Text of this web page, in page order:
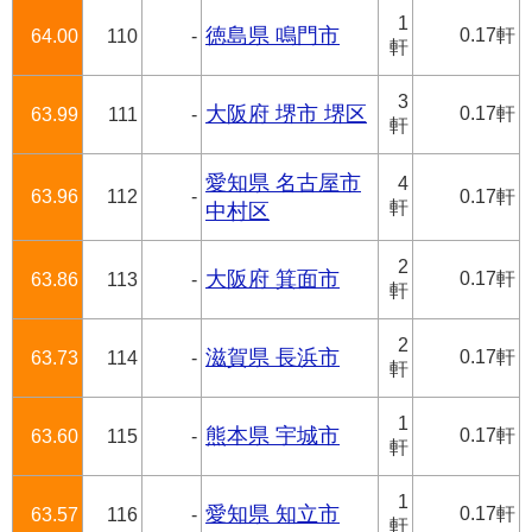
64.00 110 - 徳島県 鳴門市
1
軒
0.17軒
63.99 111 - 大阪府 堺市 堺区
3
軒
0.17軒
63.96 112 -
愛知県 名古屋市
中村区
4
軒
0.17軒
63.86 113 - 大阪府 箕面市
2
軒
0.17軒
63.73 114 - 滋賀県 長浜市
2
軒
0.17軒
63.60 115 - 熊本県 宇城市
1
軒
0.17軒
63.57 116 - 愛知県 知立市
1
軒
0.17軒